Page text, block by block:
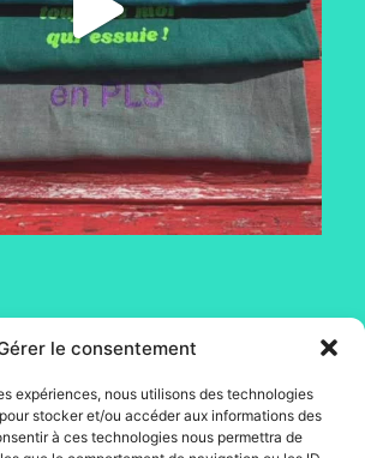
le consentement
expériences, nous utilisons des technologies
stocker et/ou accéder aux informations des
à ces technologies nous permettra de
Mentions légales
générales de vente
Conditions générales
d’utilisation